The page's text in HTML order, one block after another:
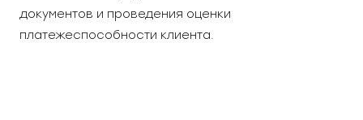
документов и проведения оценки
платежеспособности клиента.